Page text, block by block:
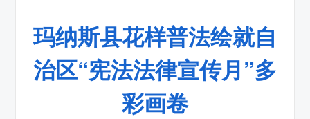
玛纳斯县花样普法绘就自
治区“宪法法律宣传月”多
彩画卷